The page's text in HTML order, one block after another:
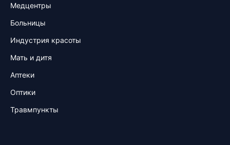
Медцентры
Больницы
Индустрия красоты
Мать и дитя
Аптеки
Оптики
Травмпункты